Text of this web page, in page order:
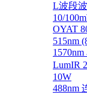
L波段
10/
OYAT
515nm
LumIR
10W
488nm